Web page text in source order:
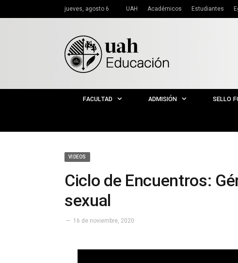
jueves, agosto 6 UAH Académicos Estudiantes
FACULTAD ADMISIÓN SELLO
VIDEOS
Ciclo de Encuentros:
sexual
16 de noviembre, 2020